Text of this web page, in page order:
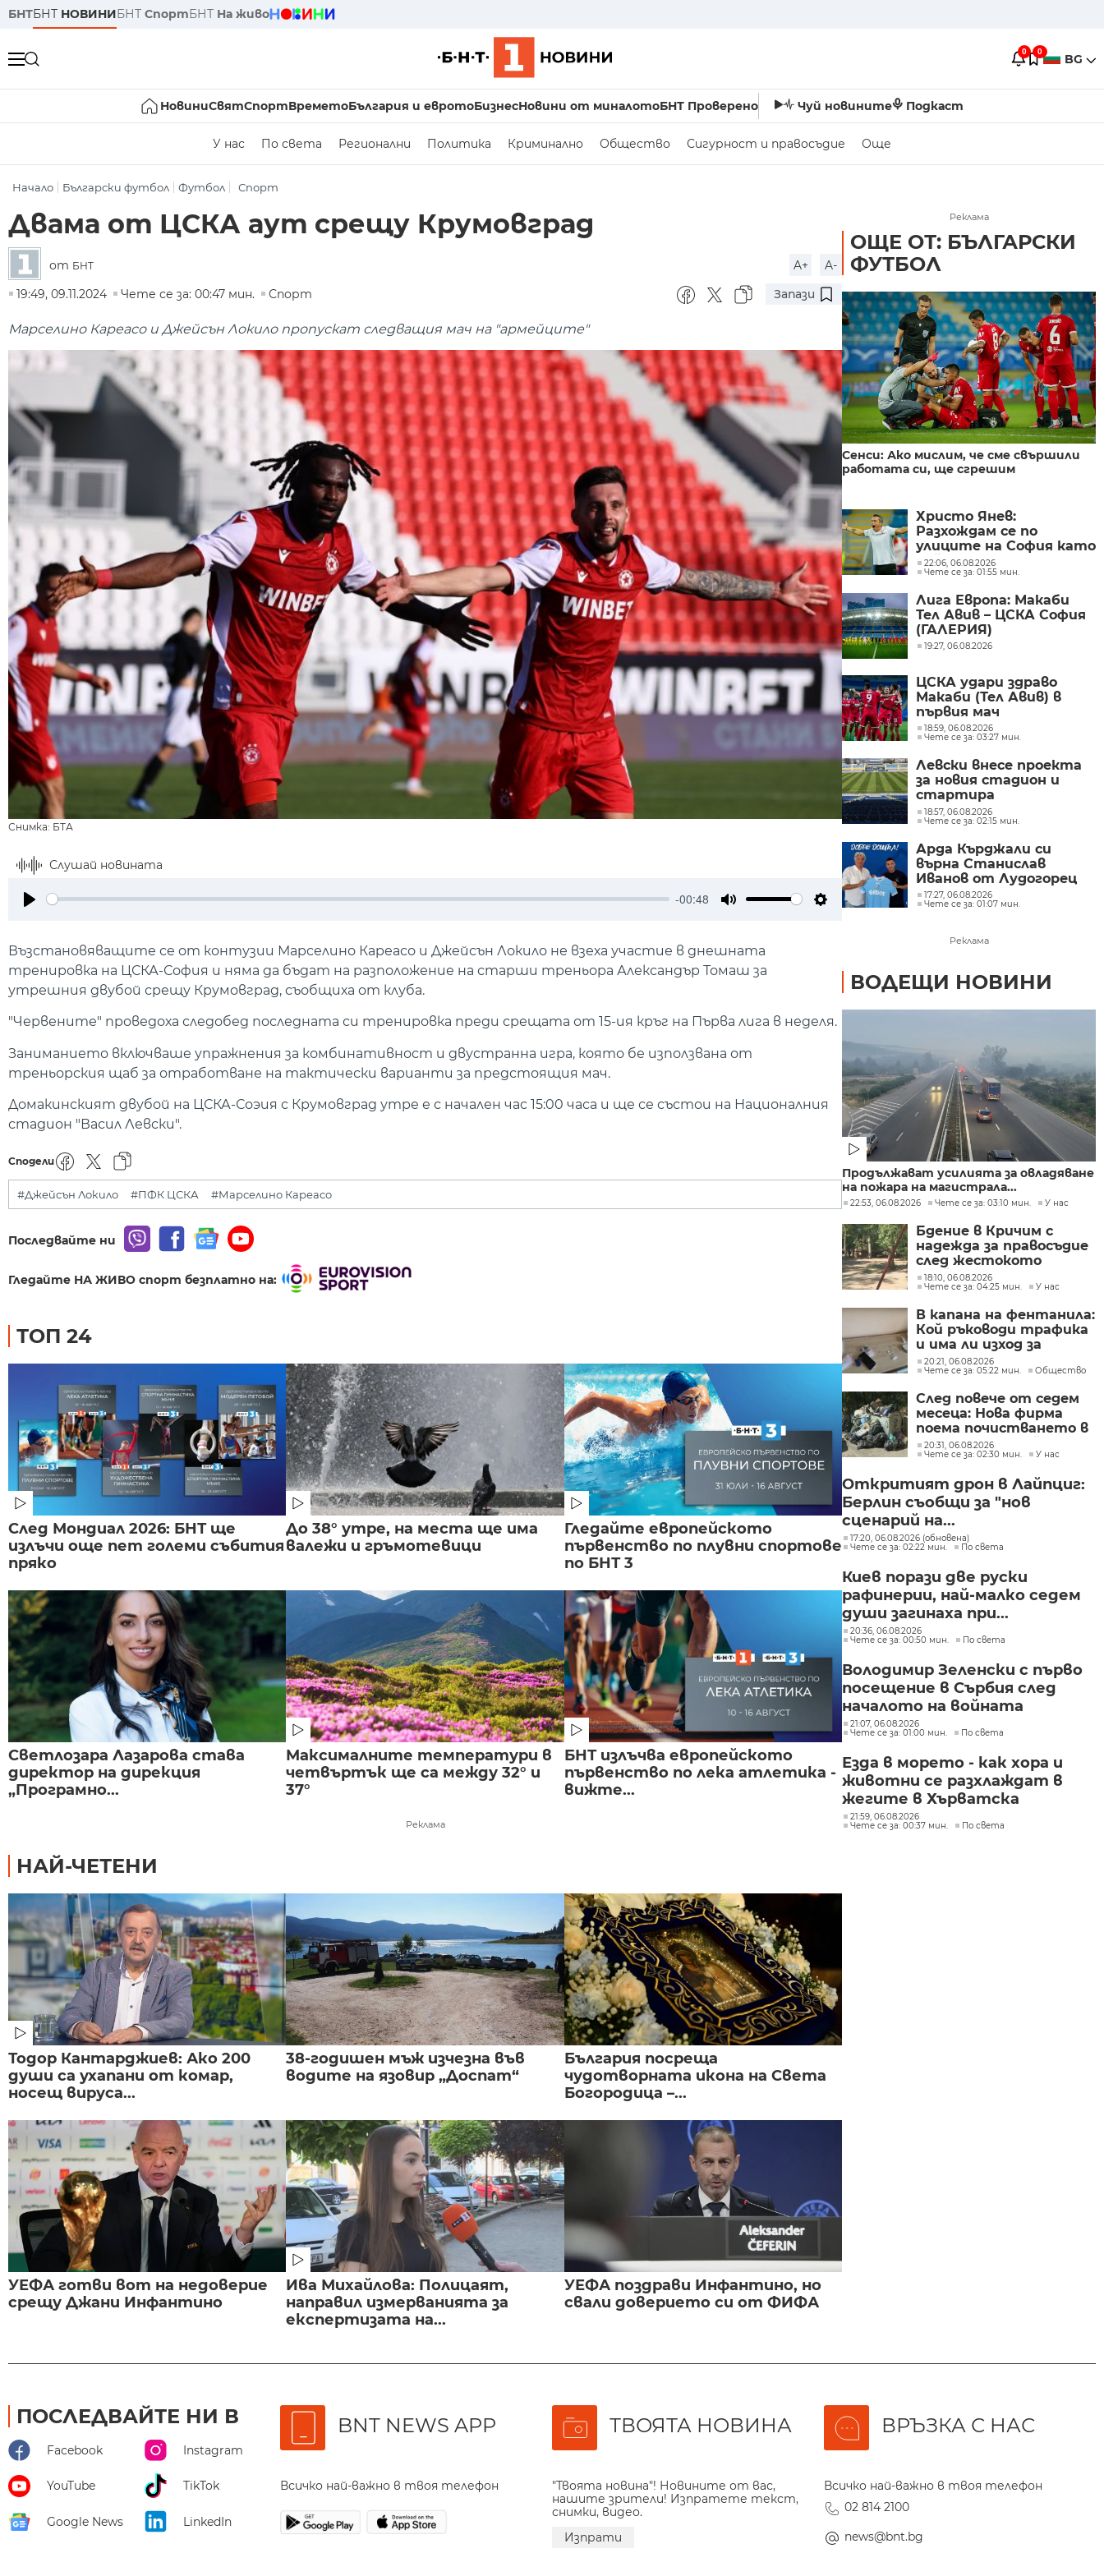
БНТБНТ НОВИНИБНТ СпортБНТ На живо
0 0 BG
НовиниСвятСпортВреметоБългария и евротоБизнесНовини от миналотоБНТ Проверено Чуй новините Подкаст
У нас По света Регионални Политика Криминално Общество Сигурност и правосъдие Още
Начало Български футбол Футбол Спорт
Двама от ЦСКА аут срещу Крумовград
от БНТ A+
A-
19:49, 09.11.2024
Чете се за: 00:47 мин. Спорт Запази
Марселино Кареасо и Джейсън Локило пропускат следващия мач на "армейците"
Снимка: БТА
Слушай новината
-00:48
Възстановяващите се от контузии Марселино Кареасо и Джейсън Локило не взеха участие в днешната
тренировка на ЦСКА-София и няма да бъдат на разположение на старши треньора Александър Томаш за
утрешния двубой срещу Крумовград, съобщиха от клуба.
"Червените" проведоха следобед последната си тренировка преди срещата от 15-ия кръг на Първа лига в неделя.
Заниманието включваше упражнения за комбинативност и двустранна игра, която бе използвана от
треньорския щаб за отработване на тактически варианти за предстоящия мач.
Домакинският двубой на ЦСКА-Соэия с Крумовград утре е с начален час 15:00 часа и ще се състои на Националния
стадион "Васил Левски".
Сподели
#Джейсън Локило #ПФК ЦСКА #Марселино Кареасо
Последвайте ни
Гледайте НА ЖИВО спорт безплатно на:
ТОП 24
След Мондиал 2026: БНТ ще
излъчи още пет големи събития
пряко
До 38° утре, на места ще има
валежи и гръмотевици
Гледайте европейското
първенство по плувни спортове
по БНТ 3
Светлозара Лазарова става
директор на дирекция
„Програмно...
Максималните температури в
четвъртък ще са между 32° и
37°
БНТ излъчва европейското
първенство по лека атлетика -
вижте...
Реклама
НАЙ-ЧЕТЕНИ
Тодор Кантарджиев: Ако 200
души са ухапани от комар,
носещ вируса...
38-годишен мъж изчезна във
водите на язовир „Доспат“
България посреща
чудотворната икона на Света
Богородица –...
УЕФА готви вот на недоверие
срещу Джани Инфантино
Ива Михайлова: Полицаят,
направил измерванията за
експертизата на...
УЕФА поздрави Инфантино, но
свали доверието си от ФИФА
Реклама
ОЩЕ ОТ: БЪЛГАРСКИ
ФУТБОЛ
Сенси: Ако мислим, че сме свършили
работата си, ще сгрешим
Христо Янев:
Разхождам се по
улиците на София като
най-мразения човек в
държавата
22:06, 06.08.2026
Чете се за: 01:55 мин.
Лига Европа: Макаби
Тел Авив – ЦСКА София
(ГАЛЕРИЯ)
19:27, 06.08.2026
ЦСКА удари здраво
Макаби (Тел Авив) в
първия мач
18:59, 06.08.2026
Чете се за: 03:27 мин.
Левски внесе проекта
за новия стадион и
стартира
процедурата по
реконструкцията на
18:57, 06.08.2026
Чете се за: 02:15 мин.
Арда Кърджали си
върна Станислав
Иванов от Лудогорец
17:27, 06.08.2026
Чете се за: 01:07 мин.
Реклама
ВОДЕЩИ НОВИНИ
Продължават усилията за овладяване
на пожара на магистрала...
22:53, 06.08.2026 Чете се за: 03:10 мин. У нас
Бдение в Кричим с
надежда за правосъдие
след жестокото
убийство на млад мъж
в Пловдив от
18:10, 06.08.2026
Чете се за: 04:25 мин.
У нас
В капана на фентанила:
Кой ръководи трафика
и има ли изход за
пристрастените?
20:21, 06.08.2026
Чете се за: 05:22 мин.
Общество
След повече от седем
месеца: Нова фирма
поема почистването в
столичните райони
"Слатина", "Подуяне" и
20:31, 06.08.2026
Чете се за: 02:30 мин.
У нас
Откритият дрон в Лайпциг:
Берлин съобщи за "нов
сценарий на...
17:20, 06.08.2026 (обновена)
Чете се за: 02:22 мин.
По света
Киев порази две руски
рафинерии, най-малко седем
души загинаха при...
20:36, 06.08.2026
Чете се за: 00:50 мин.
По света
Володимир Зеленски с първо
посещение в Сърбия след
началото на войната
21:07, 06.08.2026
Чете се за: 01:00 мин.
По света
Езда в морето - как хора и
животни се разхлаждат в
жегите в Хърватска
21:59, 06.08.2026
Чете се за: 00:37 мин.
По света
ПОСЛЕДВАЙТЕ НИ В
Facebook Instagram
YouTube TikTok
Google News LinkedIn
BNT NEWS APP
Всичко най-важно в твоя телефон
ТВОЯТА НОВИНА
"Твоята новина"! Новините от вас,
нашите зрители! Изпратете текст,
снимки, видео.
Изпрати
ВРЪЗКА С НАС
Всичко най-важно в твоя телефон
02 814 2100
news@bnt.bg